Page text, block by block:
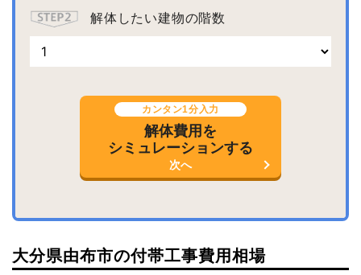
解体したい建物の階数
カンタン1分入力
解体費用を
シミュレーションする
次へ
大分県由布市の付帯工事費用相場